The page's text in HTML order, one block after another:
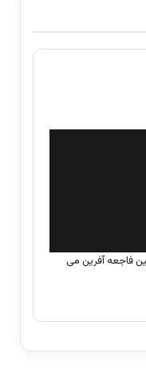
فاجعه آفرین می